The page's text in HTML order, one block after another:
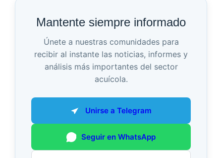
Mantente siempre informado
Únete a nuestras comunidades para
recibir al instante las noticias, informes y
análisis más importantes del sector
acuícola.
Unirse a Telegram
Seguir en WhatsApp